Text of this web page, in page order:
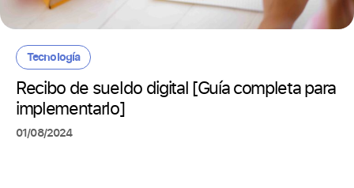
Tecnología
Recibo de sueldo digital [Guía completa para
implementarlo]
01/08/2024